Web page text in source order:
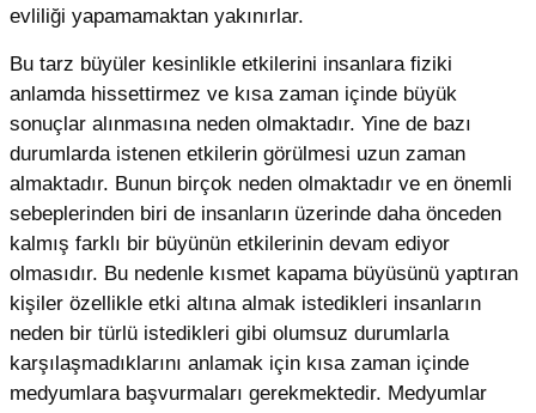
evliliği yapamamaktan yakınırlar.
Bu tarz büyüler kesinlikle etkilerini insanlara fiziki
anlamda hissettirmez ve kısa zaman içinde büyük
sonuçlar alınmasına neden olmaktadır. Yine de bazı
durumlarda istenen etkilerin görülmesi uzun zaman
almaktadır. Bunun birçok neden olmaktadır ve en önemli
sebeplerinden biri de insanların üzerinde daha önceden
kalmış farklı bir büyünün etkilerinin devam ediyor
olmasıdır. Bu nedenle kısmet kapama büyüsünü yaptıran
kişiler özellikle etki altına almak istedikleri insanların
neden bir türlü istedikleri gibi olumsuz durumlarla
karşılaşmadıklarını anlamak için kısa zaman içinde
medyumlara başvurmaları gerekmektedir. Medyumlar